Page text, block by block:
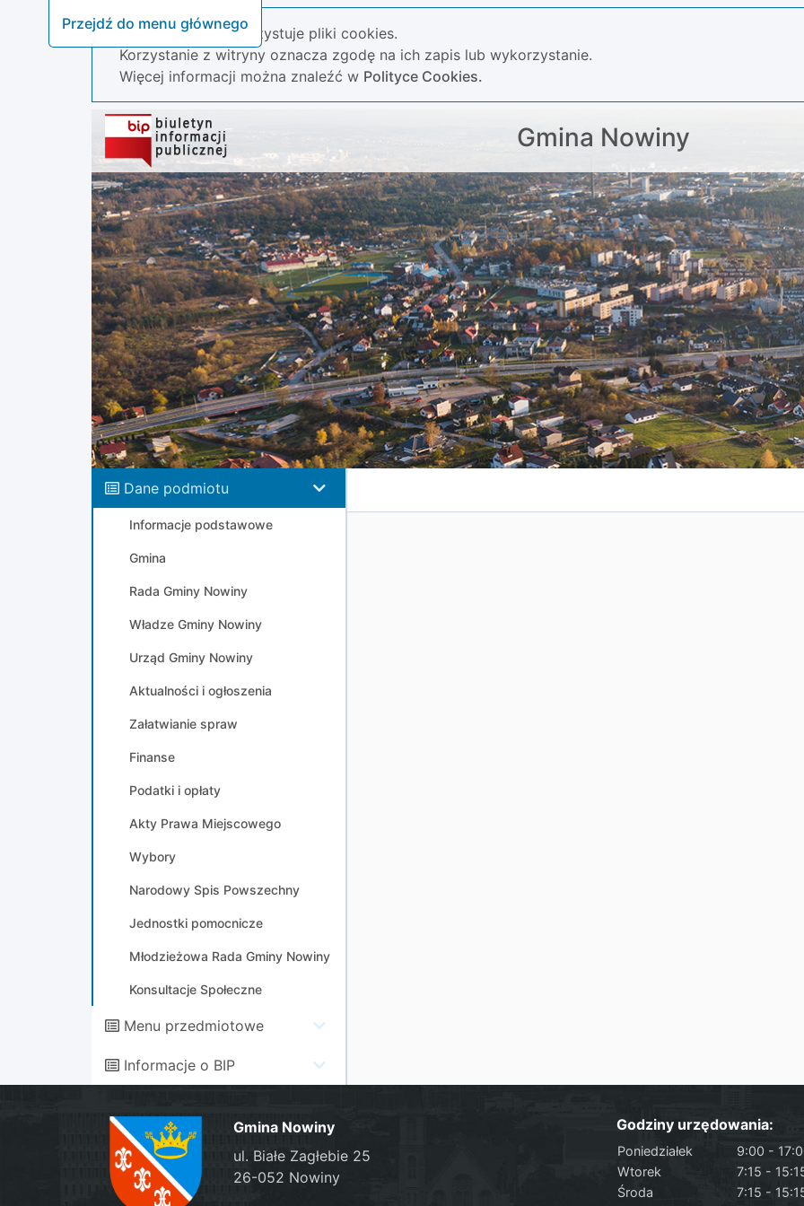
Przejdź do menu głównego
Nasza strona wykorzystuje pliki cookies.
Korzystanie z witryny oznacza zgodę na ich zapis lub wykorzystanie.
Więcej informacji można znaleźć w Polityce Cookies.
Gmina Nowiny
Dane podmiotu
Informacje podstawowe
Gmina
Rada Gminy Nowiny
Władze Gminy Nowiny
Urząd Gminy Nowiny
Aktualności i ogłoszenia
Załatwianie spraw
Finanse
Podatki i opłaty
Akty Prawa Miejscowego
Wybory
Narodowy Spis Powszechny
Jednostki pomocnicze
Młodzieżowa Rada Gminy Nowiny
Konsultacje Społeczne
Menu przedmiotowe
Informacje o BIP
Gmina Nowiny
ul. Białe Zagłebie 25
26-052 Nowiny
Godziny urzędowania:
Poniedziałek
9:00 -
Wtorek
7:15 -
Środa
7:15 -